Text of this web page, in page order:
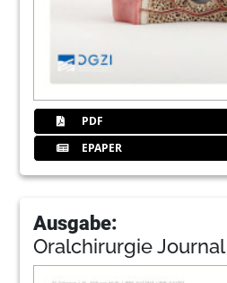
PDF
EPAPER
Ausgabe:
Oralchirurgie Journal